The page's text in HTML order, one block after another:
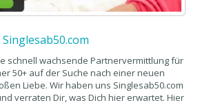
Singlesab50.com
schnell wachsende Partnervermittlung für
50+ auf der Suche nach einer neuen
Liebe. Wir haben uns Singlesab50.com
verraten Dir, was Dich hier erwartet. Hier